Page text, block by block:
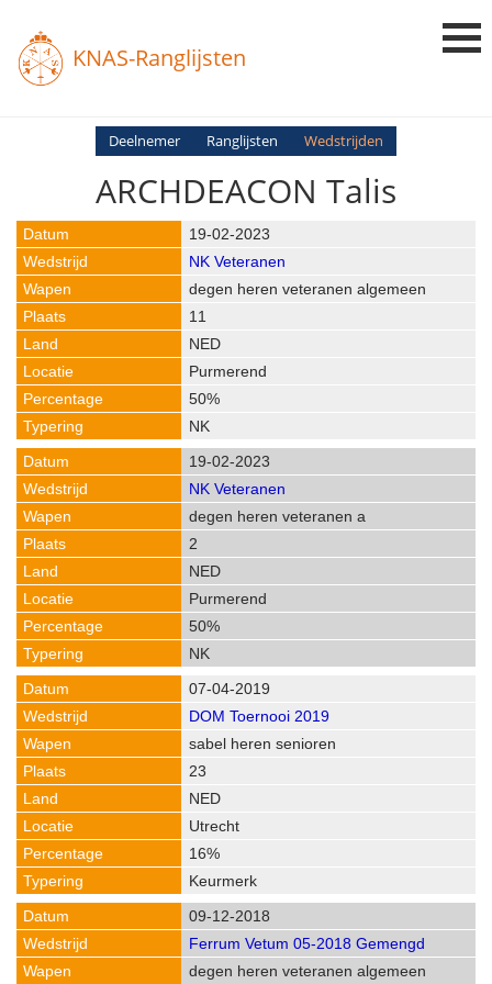
KNAS-Ranglijsten
Login
Ranglijsten
Deelnemer Ranglijsten Wedstrijden
ARCHDEACON Talis
19-02-2023
NK Veteranen
degen heren veteranen algemeen
11
NED
Purmerend
50%
NK
19-02-2023
NK Veteranen
degen heren veteranen a
2
NED
Purmerend
50%
NK
07-04-2019
DOM Toernooi 2019
sabel heren senioren
23
NED
Utrecht
16%
Keurmerk
09-12-2018
Ferrum Vetum 05-2018 Gemengd
degen heren veteranen algemeen